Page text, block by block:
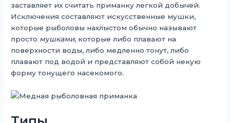
заставляет их считать приманку легкой добычей.
Исключения составляют искусственные мушки,
которые рыболовы нахлыстом обычно называют
просто мушками, которые либо плавают на
поверхности воды, либо медленно тонут, либо
плавают под водой и представляют собой некую
форму тонущего насекомого.